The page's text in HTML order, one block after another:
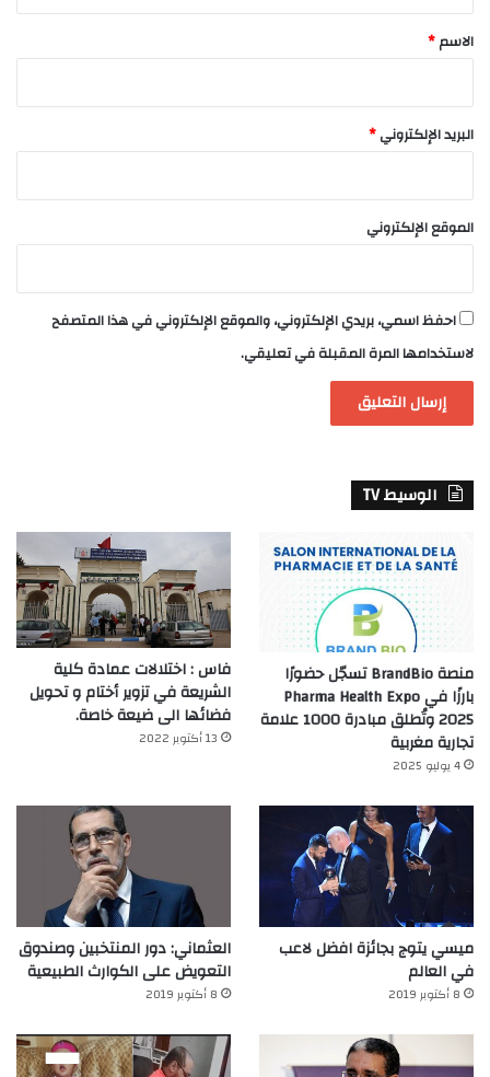
*
الاسم*
البريد الإلكتروني*
الموقع الإلكتروني
احفظ اسمي، بريدي الإلكتروني، والموقع الإلكتروني في هذا المتصفح
لاستخدامها المرة المقبلة في تعليقي.
الوسيط TV
منصة BrandBio تسجّل حضورًا
بارزًا في Pharma Health Expo
2025 وتُطلق مبادرة 1000 علامة
تجارية مغربية
4 يوليو 2025
فاس : اختلالات عمادة كلية
الشريعة في تزوير أختام و تحويل
فضائها الى ضيعة خاصة.
13 أكتوبر 2022
ميسي يتوج بجائزة افضل لاعب
في العالم‎
8 أكتوبر 2019
العثماني: دور المنتخبين وصندوق
التعويض على الكوارث الطبيعية
8 أكتوبر 2019